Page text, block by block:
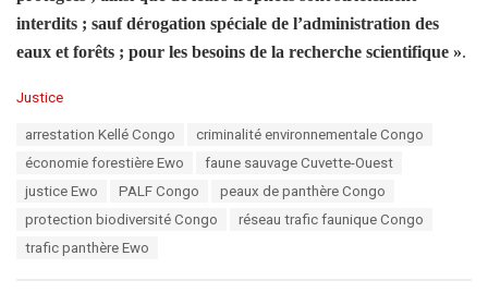
interdits ; sauf dérogation spéciale de l’administration des
eaux et forêts ; pour les besoins de la recherche scientifique ».
C
Justice
arrestation Kellé Congo
criminalité environnementale Congo
économie forestière Ewo
faune sauvage Cuvette-Ouest
justice Ewo
PALF Congo
peaux de panthère Congo
protection biodiversité Congo
réseau trafic faunique Congo
trafic panthère Ewo